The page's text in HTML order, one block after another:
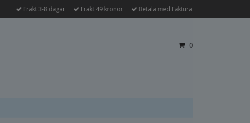
Frakt 3-8 dagar Frakt 49 kronor Betala med Faktura
0